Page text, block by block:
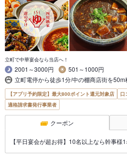
立町で中華宴会なら当店へ！
2001～3000円
501～1000円
立町電停から徒歩1分/中の棚商店街を50m
【アプリ予約限定】最大800ポイント還元対象店
口
適格請求書発行事業者
クーポン
【平日宴会が超お得】10名以上なら幹事様1